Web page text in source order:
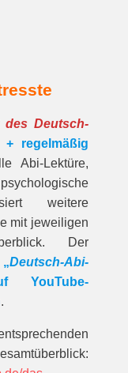
des Deutsch-
+ regelmäßig
Abi-Lektüre,
weitere
mit jeweiligen
Der
Deutsch-Abi-
.